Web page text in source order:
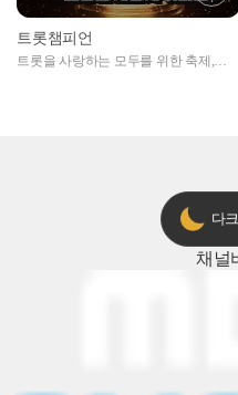
트롯챔피언
트롯을 사랑하는 모두를 위한 축제,
다
채널